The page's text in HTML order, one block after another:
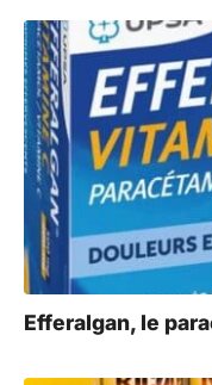
Efferalgan, le